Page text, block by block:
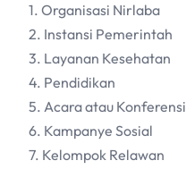
1. Organisasi Nirlaba
2. Instansi Pemerintah
3. Layanan Kesehatan
4. Pendidikan
5. Acara atau Konferensi
6. Kampanye Sosial
7. Kelompok Relawan